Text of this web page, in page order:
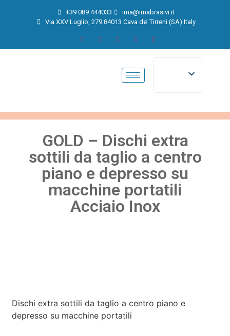
+39 089 444033
ima@imabrasivi.it
Via XXV Luglio, 279 84013 Cava de’ Tirreni (SA) Italy
GOLD – Dischi extra
sottili da taglio a centro
piano e depresso su
macchine portatili
Acciaio Inox
Dischi extra sottili da taglio a centro piano e
depresso su macchine portatili